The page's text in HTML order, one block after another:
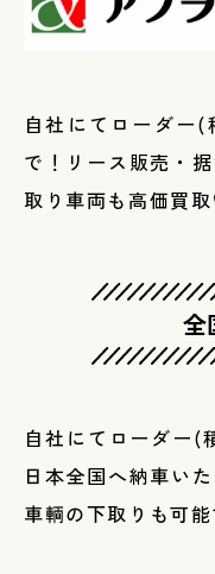
自社にてローダー(
で！リース販売・
取り車両も高価買取
全
自社にてローダー(
日本全国へ納車い
車輌の下取りも可